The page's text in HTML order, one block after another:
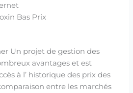
Bas Prix
Un projet de gestion des
avantages et est
à l’ historique des prix des
entre les marchés